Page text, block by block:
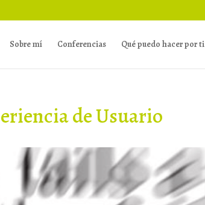
Sobre mí Conferencias Qué puedo hacer por ti
de Usuario